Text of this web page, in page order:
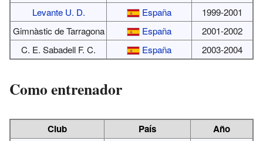
Levante U. D.
España
1999-2001
Gimnàstic de Tarragona
España
2001-2002
C. E. Sabadell F. C.
España 2003-2004
Como entrenador
Club País Año